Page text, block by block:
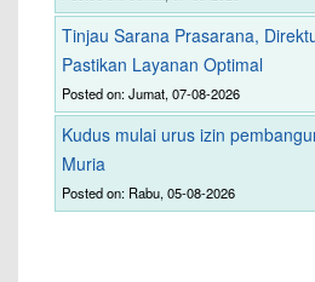
Tinjau Sarana Prasarana,
Pastikan Layanan Optimal
Posted on: Jumat, 07-08-2026
Kudus mulai urus izin
Muria
Posted on: Rabu, 05-08-2026